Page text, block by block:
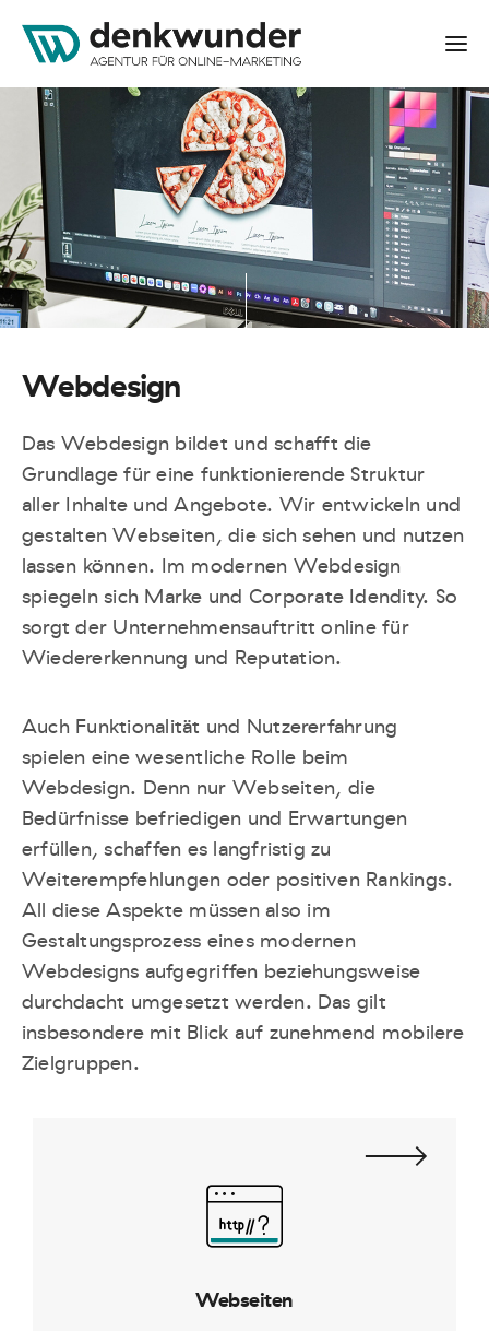
Webdesign
Das Webdesign bildet und schafft die
Grundlage für eine funktionierende Struktur
aller Inhalte und Angebote. Wir entwickeln und
gestalten Webseiten, die sich sehen und nutzen
lassen können. Im modernen Webdesign
spiegeln sich Marke und Corporate Idendity. So
sorgt der Unternehmensauftritt online für
Wiedererkennung und Reputation.
Auch Funktionalität und Nutzererfahrung
spielen eine wesentliche Rolle beim
Webdesign. Denn nur Webseiten, die
Bedürfnisse befriedigen und Erwartungen
erfüllen, schaffen es langfristig zu
Weiterempfehlungen oder positiven Rankings.
All diese Aspekte müssen also im
Gestaltungsprozess eines modernen
Webdesigns aufgegriffen beziehungsweise
durchdacht umgesetzt werden. Das gilt
insbesondere mit Blick auf zunehmend mobilere
Zielgruppen.
Webseiten